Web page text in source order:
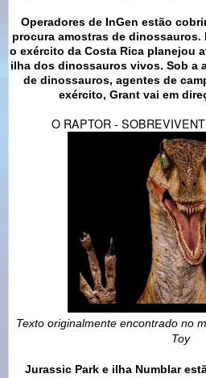
Operadores de InGen estão
procura amostras de dinossauros.
o exército da Costa Rica planejou
ilha dos dinossauros vivos. Sob a
de dinossauros, agentes de
exército, Grant vai em
O RAPTOR -
Texto originalmente encontrado no
Toy
Jurassic Park e ilha Numblar